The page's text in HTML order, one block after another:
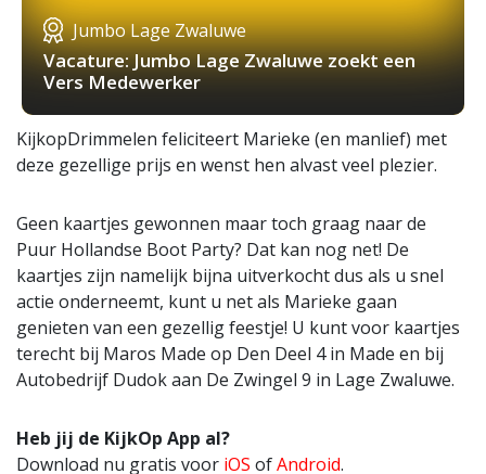
Jumbo Lage Zwaluwe
Vacature: Jumbo Lage Zwaluwe zoekt een
Vers Medewerker
KijkopDrimmelen feliciteert Marieke (en manlief) met
deze gezellige prijs en wenst hen alvast veel plezier.
Geen kaartjes gewonnen maar toch graag naar de
Puur Hollandse Boot Party? Dat kan nog net! De
kaartjes zijn namelijk bijna uitverkocht dus als u snel
actie onderneemt, kunt u net als Marieke gaan
genieten van een gezellig feestje! U kunt voor kaartjes
terecht bij Maros Made op Den Deel 4 in Made en bij
Autobedrijf Dudok aan De Zwingel 9 in Lage Zwaluwe.
Heb jij de KijkOp App al?
Download nu gratis voor iOS ofAndroid.